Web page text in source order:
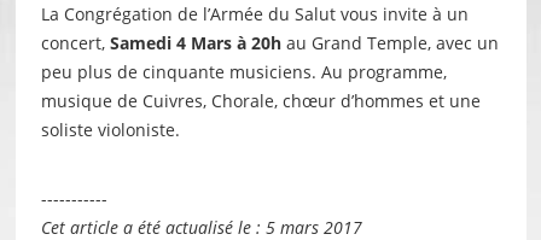
La Congrégation de l’Armée du Salut vous invite à un
concert, Samedi 4 Mars à 20hau Grand Temple, avec un
peu plus de cinquante musiciens. Au programme,
musique de Cuivres, Chorale, chœur d’hommes et une
soliste violoniste.
-----------
Cet article a été actualisé le : 5 mars 2017